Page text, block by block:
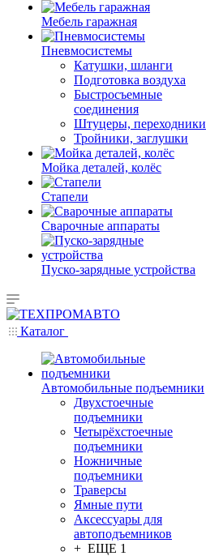
Мебель гаражная
Пневмосистемы
Катушки, шланги
Подготовка воздуха
Быстросъемные
соединения
Штуцеры, переходники
Тройники, заглушки
Мойка деталей, колёс
Стапели
Сварочные аппараты
Пуско-зарядные устройства
Каталог
Автомобильные подъемники
Двухстоечные
подъемники
Четырёхстоечные
подъемники
Ножничные
подъемники
Траверсы
Ямные пути
Аксессуары для
автоподъемников
+ ЕЩЕ 1